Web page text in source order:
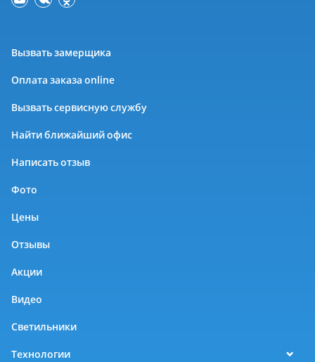
Вызвать замерщика
Оплата заказа online
Вызвать сервисную службу
Найти ближайший офис
Написать отзыв
Фото
Цены
Отзывы
Акции
Видео
Светильники
Технологии